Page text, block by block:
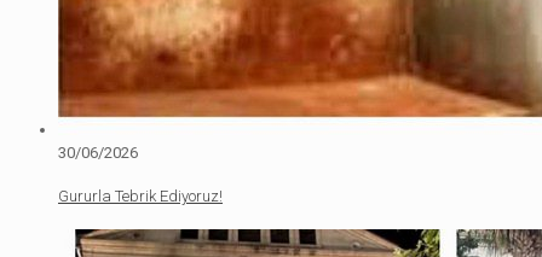
30/06/2026
Gururla Tebrik Ediyoruz!